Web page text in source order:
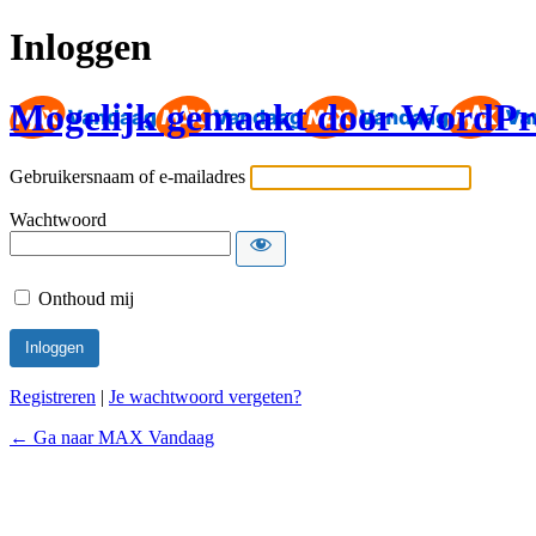
Inloggen
Mogelijk gemaakt door
Gebruikersnaam of e-mailadres
Wachtwoord
Onthoud mij
Registreren | Je wachtwoord vergeten?
← Ga naar MAX Vandaag